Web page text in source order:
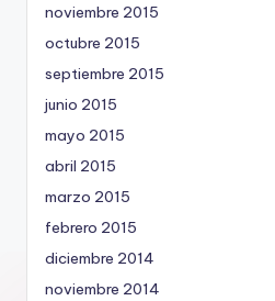
noviembre 2015
octubre 2015
septiembre 2015
junio 2015
mayo 2015
abril 2015
marzo 2015
febrero 2015
diciembre 2014
noviembre 2014